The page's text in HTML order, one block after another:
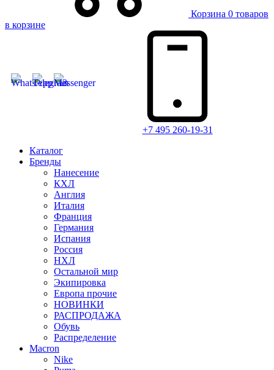
Корзина 0 товаров
в корзине
+7 495 260-19-31
Каталог
Бренды
Нанесение
КХЛ
Англия
Италия
Франция
Германия
Испания
Россия
НХЛ
Остальной мир
Экипировка
Европа прочие
НОВИНКИ
РАСПРОДАЖА
Обувь
Распределение
Macron
Nike